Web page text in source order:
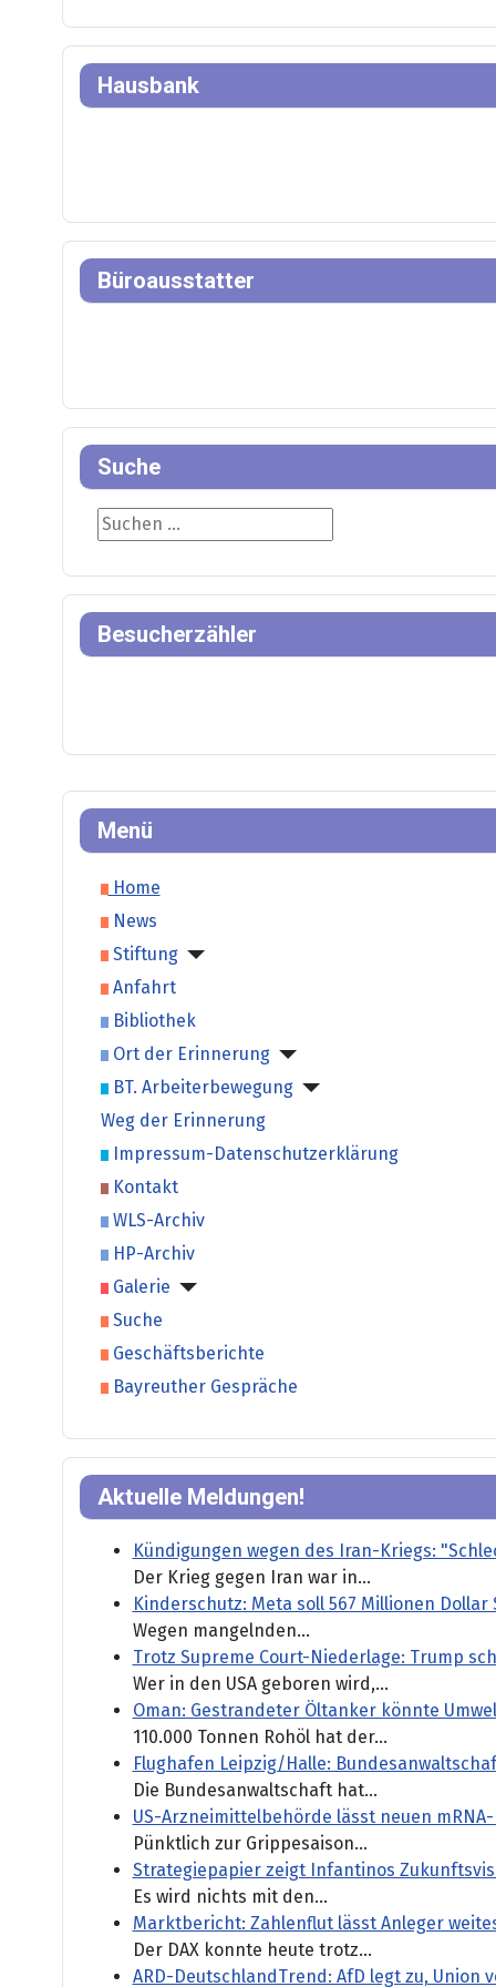
Menü
Home
News
Stiftung
Anfahrt
Bibliothek
Ort der Erinnerung
BT. Arbeiterbewegung
Weg der Erinnerung
Impressum-Datenschutzerklärung
Kontakt
WLS-Archiv
HP-Archiv
Galerie
Suche
Geschäftsberichte
Bayreuther Gespräche
Aktuelle Meldungen!
Kündigungen wegen des Iran-Kriegs:
Der Krieg gegen Iran war in...
Kinderschutz: Meta soll 567 Millionen Dollar
Wegen mangelnden...
Trotz Supreme Court-Niederlage: Trump
Wer in den USA geboren wird,...
Oman: Gestrandeter Öltanker könnte
110.000 Tonnen Rohöl hat der...
Flughafen Leipzig/Halle:
Die Bundesanwaltschaft hat...
US-Arzneimittelbehörde lässt neuen
Pünktlich zur Grippesaison...
Strategiepapier zeigt Infantinos
Es wird nichts mit den...
Marktbericht: Zahlenflut lässt Anleger
Der DAX konnte heute trotz...
ARD-DeutschlandTrend: AfD legt zu, Union
Hausbank
Büroausstatter
Suche
Suche
Besucherzähler